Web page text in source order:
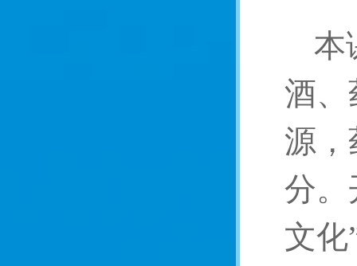
本
酒、
源，
分。
文化